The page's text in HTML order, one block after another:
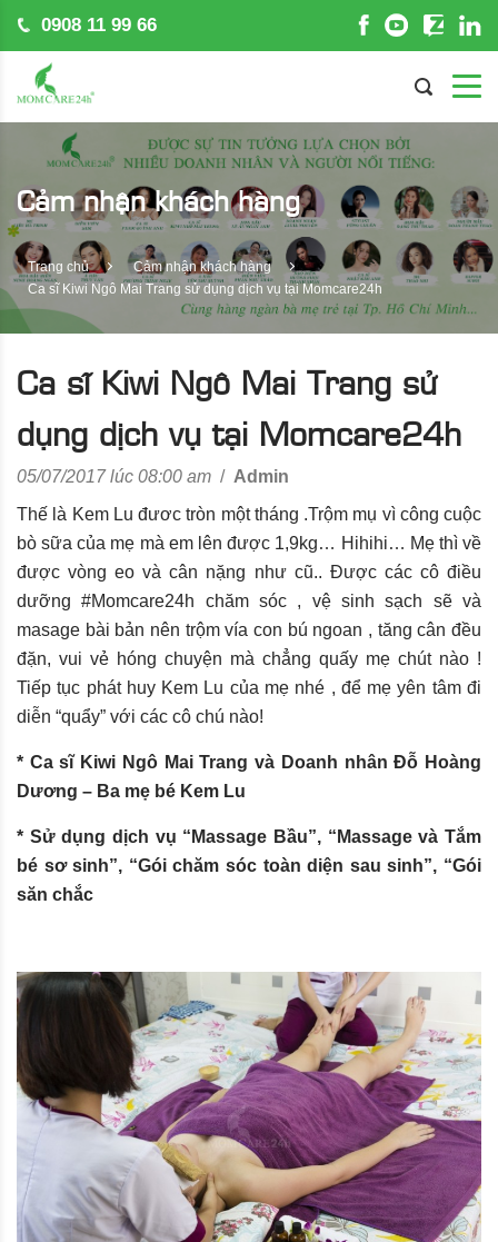
0908 11 99 66
Cảm nhận khách hàng
Trang chủ
Cảm nhận khách hàng
Ca sĩ Kiwi Ngô Mai Trang sử dụng dịch vụ tại Momcare24h
Ca sĩ Kiwi Ngô Mai Trang sử
dụng dịch vụ tại Momcare24h
05/07/2017 lúc 08:00 am / Admin
Thế là Kem Lu đươc tròn một tháng .Trộm mụ vì công cuộc
bò sữa của mẹ mà em lên được 1,9kg… Hihihi… Mẹ thì về
được vòng eo và cân nặng như cũ.. Được các cô điều
dưỡng‪#‎Momcare24h‬ chăm sóc , vệ sinh sạch sẽ và
masage bài bản nên trộm vía con bú ngoan , tăng cân đều
đặn, vui vẻ hóng chuyện mà chẳng quấy mẹ chút nào !
Tiếp tục phát huy Kem Lu của mẹ nhé , để mẹ yên tâm đi
diễn “quẩy” với các cô chú nào!
* Ca sĩ Kiwi Ngô Mai Trang và Doanh nhân Đỗ Hoàng
Dương – Ba mẹ bé Kem Lu
* Sử dụng dịch vụ “Massage Bầu”, “Massage và Tắm
bé sơ sinh”, “Gói chăm sóc toàn diện sau sinh”, “Gói
săn chắc